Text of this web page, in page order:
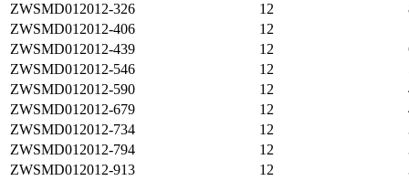
ZWSMD012012-326
12
ZWSMD012012-406
12
ZWSMD012012-439
12
ZWSMD012012-546
12
ZWSMD012012-590
12
ZWSMD012012-679
12
ZWSMD012012-734
12
ZWSMD012012-794
12
ZWSMD012012-913
12